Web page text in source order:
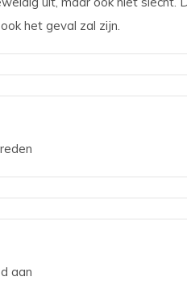
het geval zal zijn.
aan